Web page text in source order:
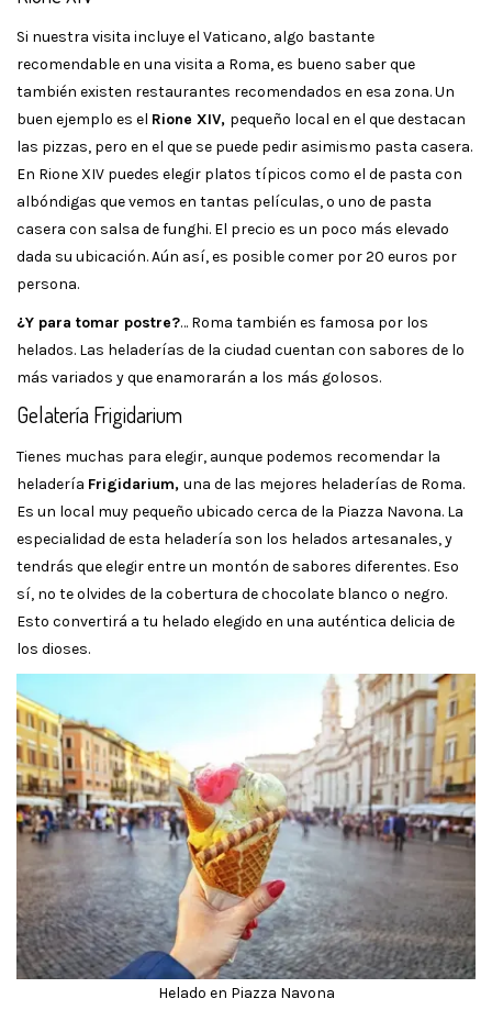
Si nuestra visita incluye el Vaticano, algo bastante
recomendable en una visita a Roma, es bueno saber que
también existen restaurantes recomendados en esa zona. Un
buen ejemplo es el Rione XIV, pequeño local en el que destacan
las pizzas, pero en el que se puede pedir asimismo pasta casera.
En Rione XIV puedes elegir platos típicos como el de pasta con
albóndigas que vemos en tantas películas, o uno de pasta
casera con salsa de funghi. El precio es un poco más elevado
dada su ubicación. Aún así, es posible comer por 20 euros por
persona.
¿Y para tomar postre?… Roma también es famosa por los
helados. Las heladerías de la ciudad cuentan con sabores de lo
más variados y que enamorarán a los más golosos.
Gelatería Frigidarium
Tienes muchas para elegir, aunque podemos recomendar la
heladería Frigidarium, una de las mejores heladerías de Roma.
Es un local muy pequeño ubicado cerca de la Piazza Navona. La
especialidad de esta heladería son los helados artesanales, y
tendrás que elegir entre un montón de sabores diferentes. Eso
sí, no te olvides de la cobertura de chocolate blanco o negro.
Esto convertirá a tu helado elegido en una auténtica delicia de
los dioses.
Helado en Piazza Navona